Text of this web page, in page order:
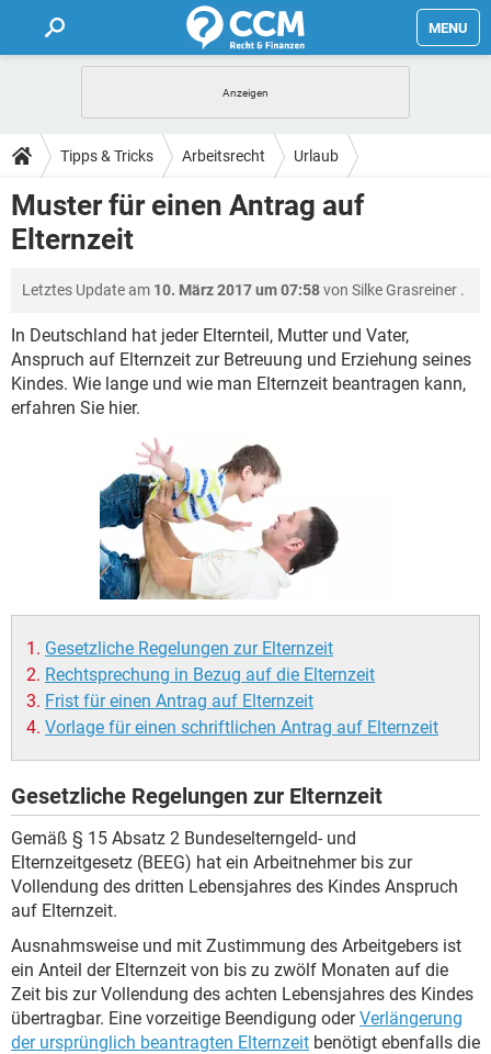
MENU
FORUM
TIPPS
LEXIKON
Tipps & Tricks Arbeitsrecht Urlaub
Muster für einen Antrag auf
Elternzeit
Letztes Update am 10. März 2017 um 07:58von Silke Grasreiner .
In Deutschland hat jeder Elternteil, Mutter und Vater,
Anspruch auf Elternzeit zur Betreuung und Erziehung seines
Kindes. Wie lange und wie man Elternzeit beantragen kann,
erfahren Sie hier.
Gesetzliche Regelungen zur Elternzeit
Rechtsprechung in Bezug auf die Elternzeit
Frist für einen Antrag auf Elternzeit
Vorlage für einen schriftlichen Antrag auf Elternzeit
Gesetzliche Regelungen zur Elternzeit
Gemäß § 15 Absatz 2 Bundeselterngeld- und
Elternzeitgesetz (BEEG) hat ein Arbeitnehmer bis zur
Vollendung des dritten Lebensjahres des Kindes Anspruch
auf Elternzeit.
Ausnahmsweise und mit Zustimmung des Arbeitgebers ist
ein Anteil der Elternzeit von bis zu zwölf Monaten auf die
Zeit bis zur Vollendung des achten Lebensjahres des Kindes
übertragbar. Eine vorzeitige Beendigung oderVerlängerung
der ursprünglich beantragten Elternzeit benötigt ebenfalls die